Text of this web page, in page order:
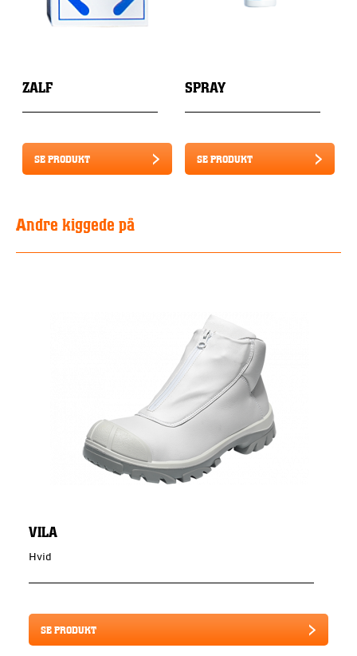
ZALF
SE PRODUKT
SPRAY
SE PRODUKT
Andre kiggede på
VILA
Hvid
SE PRODUKT